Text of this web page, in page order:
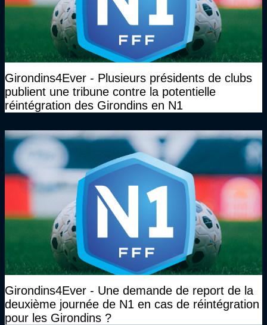
Girondins4Ever - Plusieurs présidents de clubs
publient une tribune contre la potentielle
réintégration des Girondins en N1
Girondins4Ever - Une demande de report de la
deuxième journée de N1 en cas de réintégration
pour les Girondins ?